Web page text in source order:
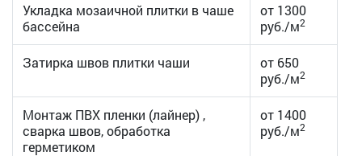
Укладка мозаичной плитки в чаше
бассейна
от 1300
руб./м2
Затирка швов плитки чаши
от 650
руб./м2
Монтаж ПВХ пленки (лайнер) ,
сварка швов, обработка
герметиком
от 1400
руб./м2